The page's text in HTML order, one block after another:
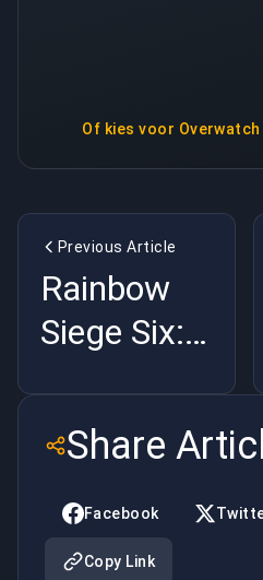
Of kies voor
Previous Article
Rainbow
Siege Six:
MMR?
Share
Facebook
Copy Link